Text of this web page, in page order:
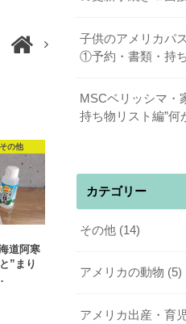
その他
道阿寒
”まり
子供のアメリカパ
①予約・書類・持
MSCベリッシマ・
持ち物リスト編”何
カテゴリー
その他 (14)
アメリカの動物 (5)
アメリカ出産・育